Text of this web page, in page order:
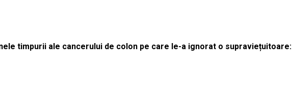
timpurii ale cancerului de colon pe care le-a ignorat o supraviețuitoare: